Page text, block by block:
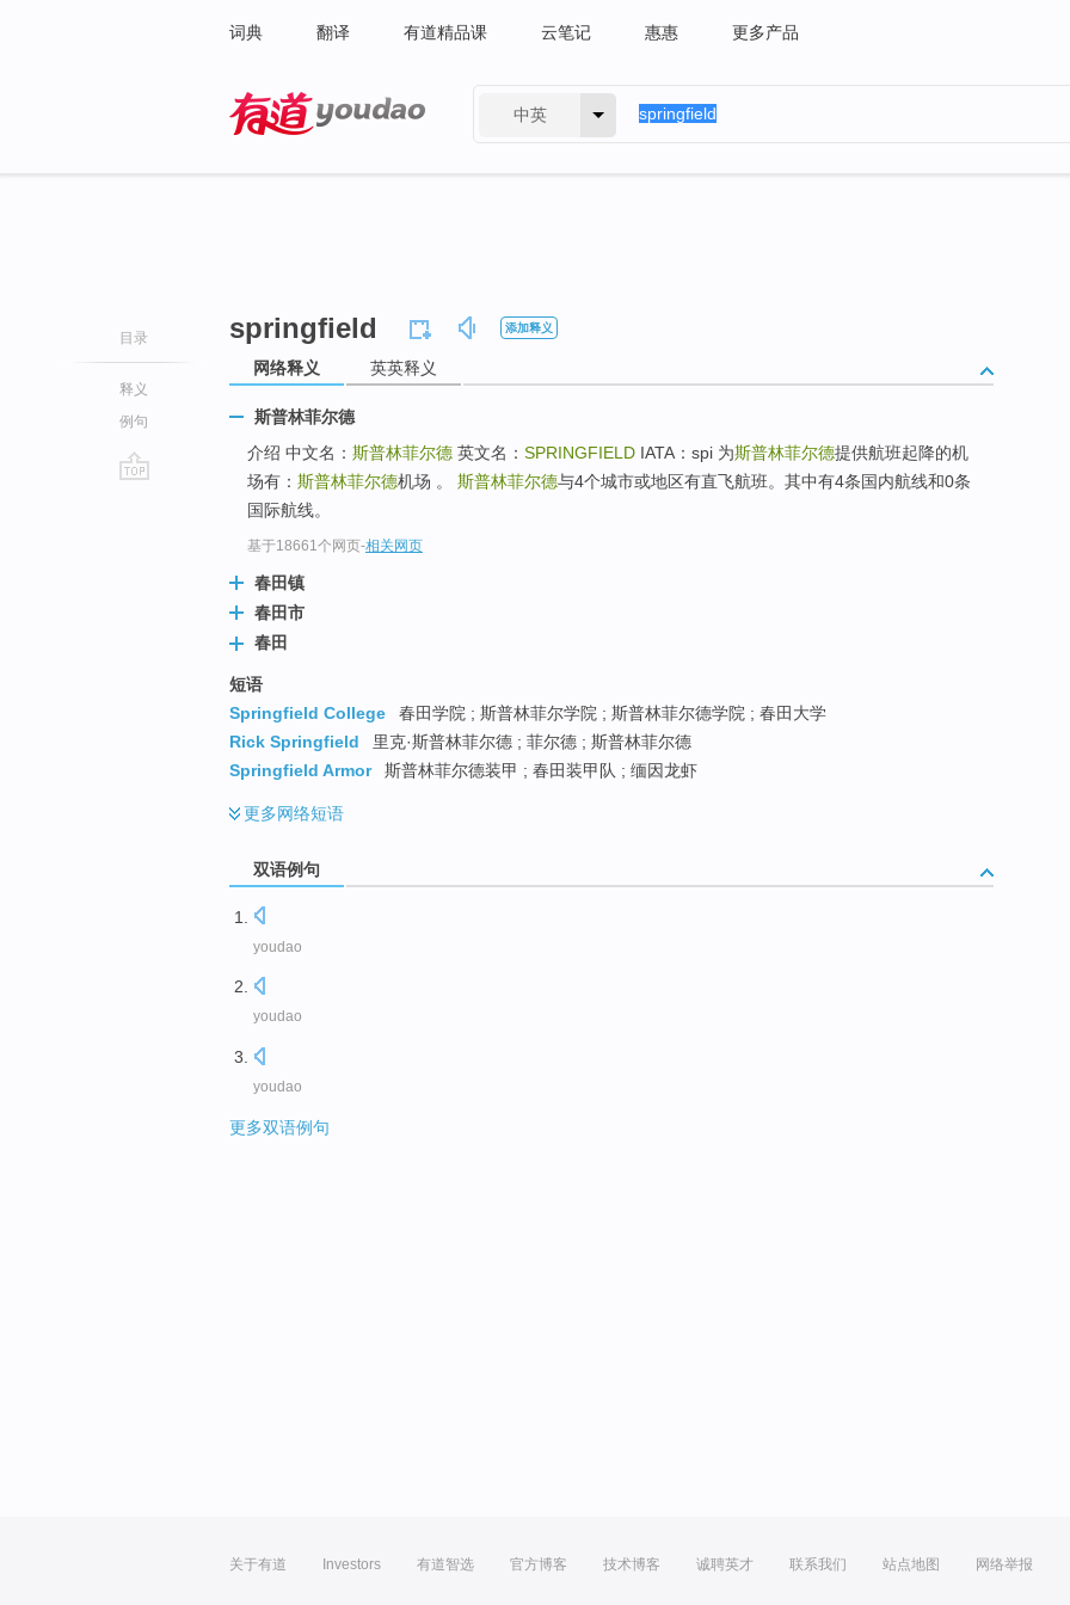
词典 翻译 有道精品课 云笔记 惠惠 更多产品
中英
目录
释义
例句
springfield 添加释义
网络释义 英英释义
斯普林菲尔德
介绍 中文名： 斯普林菲尔德 英文名： SPRINGFIELD IATA：spi 为斯普林菲尔德提供航班起降的机
场有： 斯普林菲尔德机场 。 斯普林菲尔德与4个城市或地区有直飞航班。其中有4条国内航线和0条
国际航线。
基于18661个网页-相关网页
春田镇
春田市
春田
短语
Springfield College
春田学院 ; 斯普林菲尔学院 ; 斯普林菲尔德学院 ; 春田大学
Rick Springfield
里克·斯普林菲尔德 ; 菲尔德 ; 斯普林菲尔德
Springfield Armor
斯普林菲尔德装甲 ; 春田装甲队 ; 缅因龙虾
更多网络短语
双语例句
youdao
youdao
youdao
更多双语例句
关于有道 Investors 有道智选 官方博客 技术博客 诚聘英才 联系我们 站点地图 网络举报